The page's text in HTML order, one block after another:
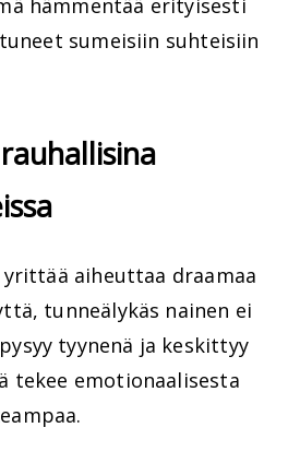
hämmentää erityisesti
sumeisiin suhteisiin
aiheuttaa draamaa
tunneälykäs nainen ei
tyynenä ja keskittyy
tekee emotionaalisesta